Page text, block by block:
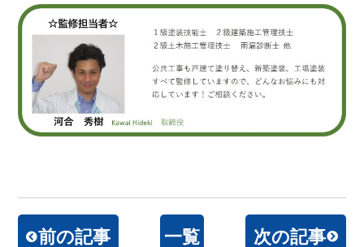
前の記事 一覧 次の記事